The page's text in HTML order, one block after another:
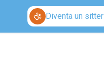
Diventa un sitter